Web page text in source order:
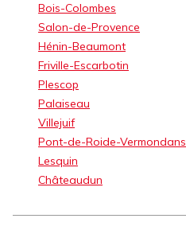
Bois-Colombes
Salon-de-Provence
Hénin-Beaumont
Friville-Escarbotin
Plescop
Palaiseau
Villejuif
Pont-de-Roide-Vermondans
Lesquin
Châteaudun